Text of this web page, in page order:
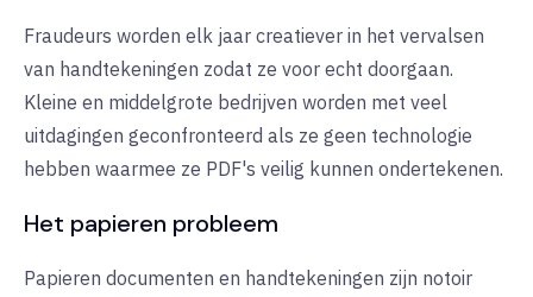
Fraudeurs worden elk jaar creatiever in het vervalsen
van handtekeningen zodat ze voor echt doorgaan.
Kleine en middelgrote bedrijven worden met veel
uitdagingen geconfronteerd als ze geen technologie
hebben waarmee ze PDF's veilig kunnen ondertekenen.
Het papieren probleem
Papieren documenten en handtekeningen zijn notoir